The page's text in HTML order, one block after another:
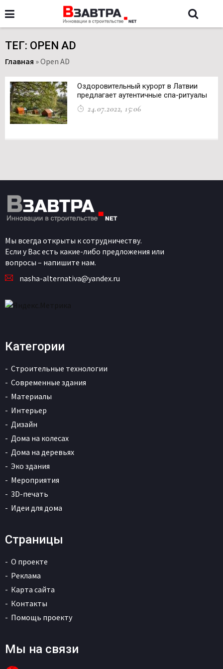
ТЕГ: OPEN AD
Главная »Open AD
Оздоровительный курорт в Латвии
предлагает аутентичные спа-ритуалы
24.07.2022, 15:06
Мы всегда открыты к сотрудничеству.
Если у Вас есть какие-либо предложения или
вопросы – напишите нам.
nasha-alternativa@yandex.ru
Категории
Строительные технологии
Современные здания
Материалы
Интерьер
Дизайн
Дома на колесах
Дома на деревьях
Эко здания
Мероприятия
3D-печать
Идеи для дома
Страницы
О проекте
Реклама
Карта сайта
Контакты
Помощь проекту
Мы на связи